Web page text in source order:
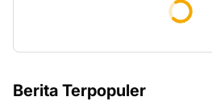
Berita Terpopuler